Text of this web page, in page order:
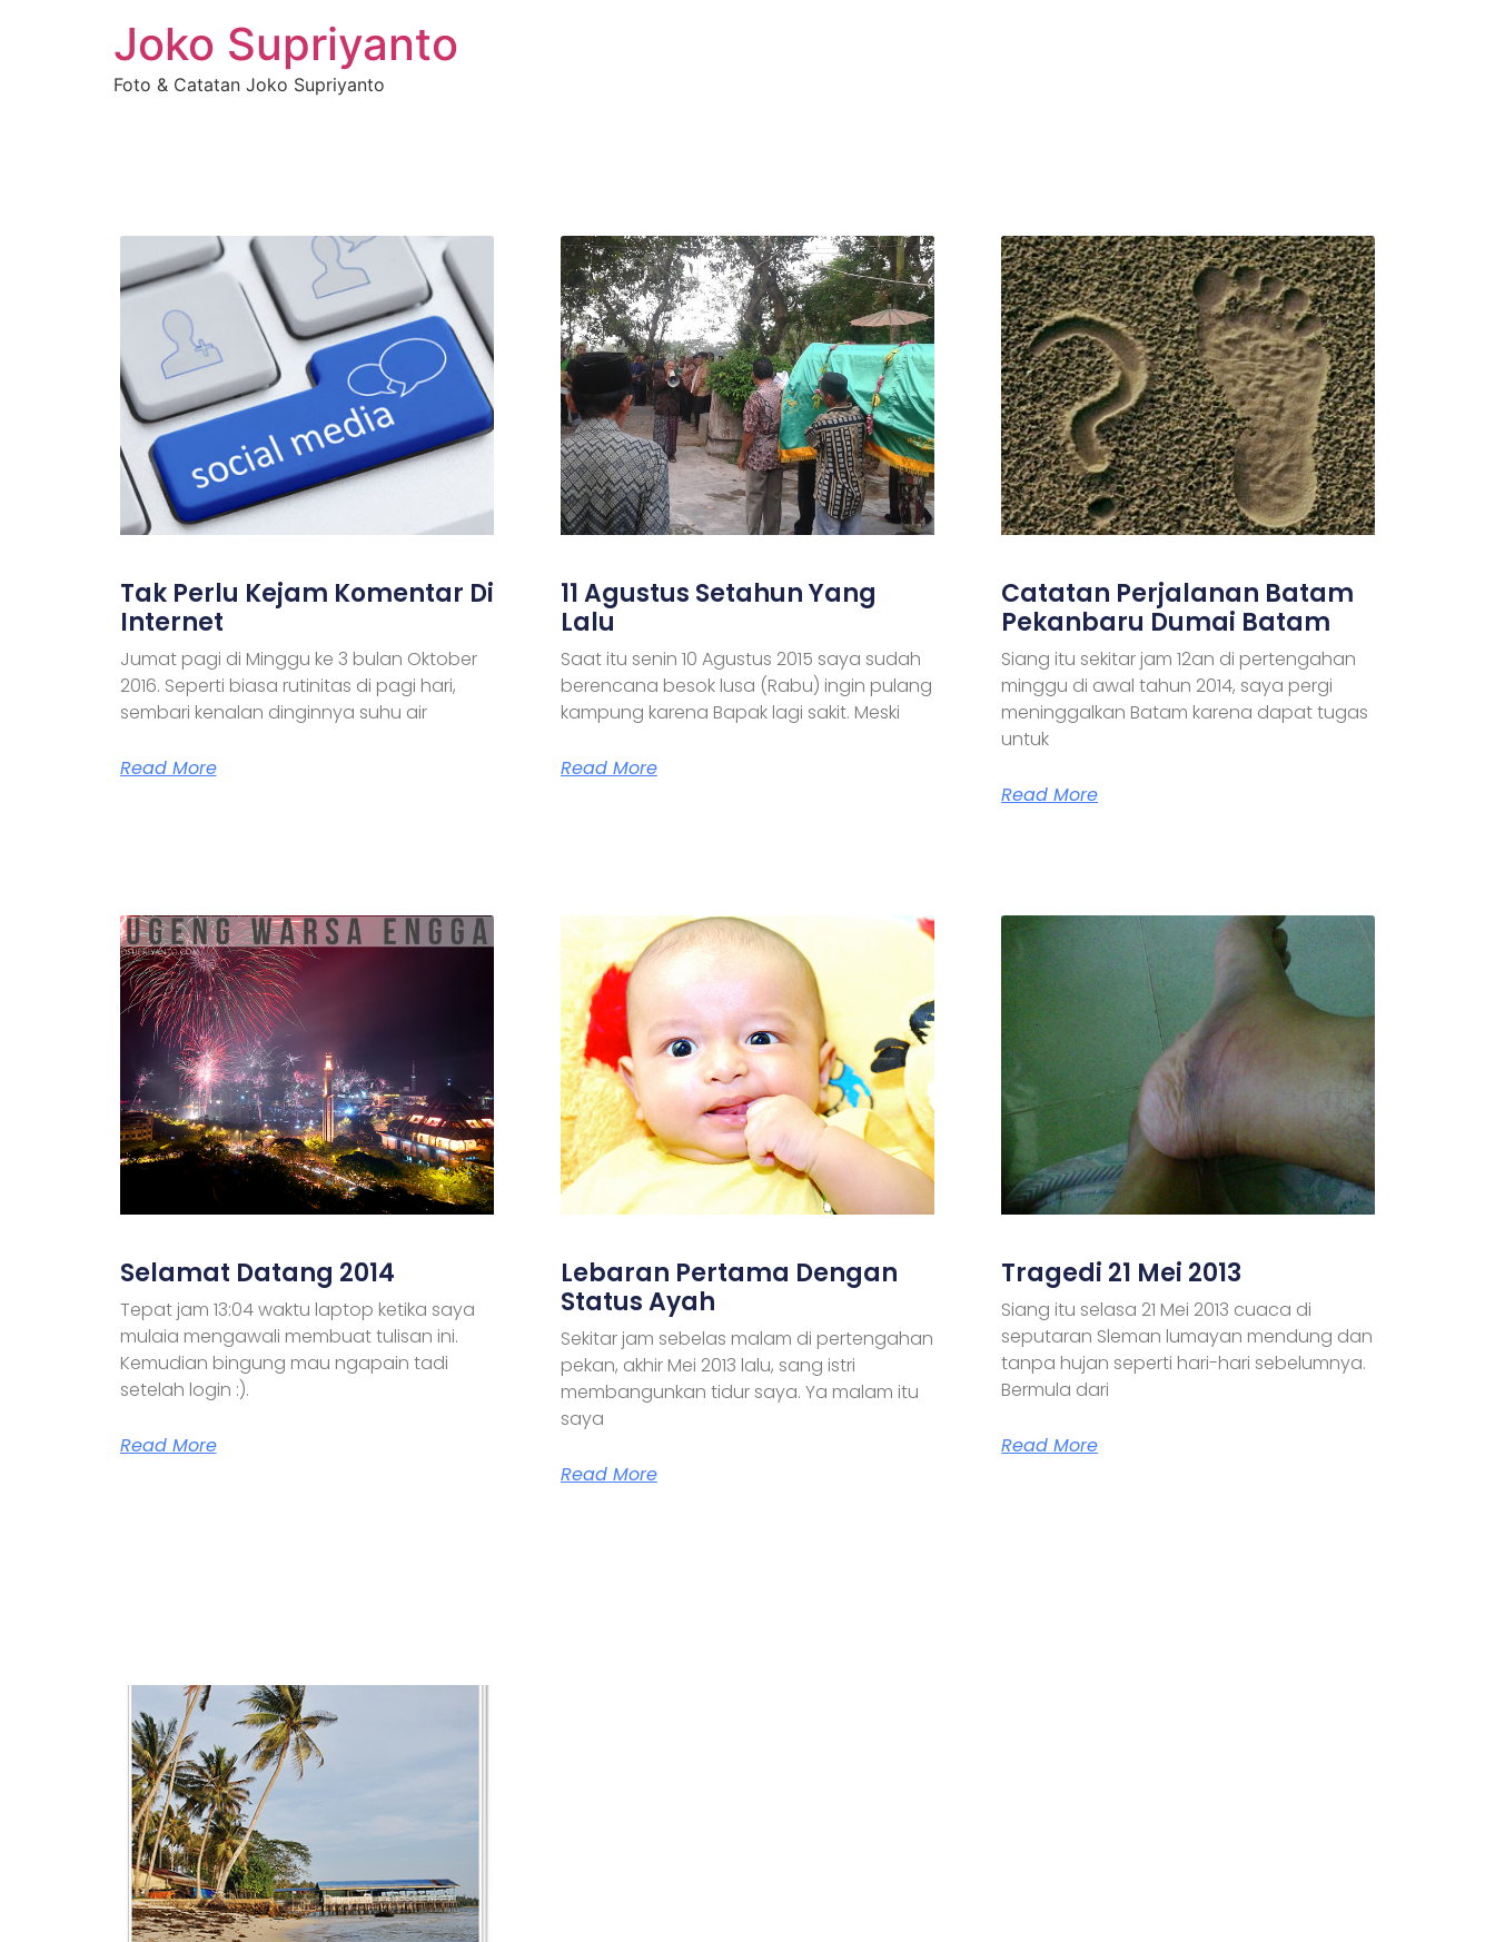
Joko Supriyanto
Foto & Catatan Joko Supriyanto
Tak Perlu Kejam Komentar Di
Internet
Jumat pagi di Minggu ke 3 bulan Oktober
2016. Seperti biasa rutinitas di pagi hari,
sembari kenalan dinginnya suhu air
Read More
11 Agustus Setahun Yang
Lalu
Saat itu senin 10 Agustus 2015 saya sudah
berencana besok lusa (Rabu) ingin pulang
kampung karena Bapak lagi sakit. Meski
Read More
Catatan Perjalanan Batam
Pekanbaru Dumai Batam
Siang itu sekitar jam 12an di pertengahan
minggu di awal tahun 2014, saya pergi
meninggalkan Batam karena dapat tugas
untuk
Read More
Selamat Datang 2014
Tepat jam 13:04 waktu laptop ketika saya
mulaia mengawali membuat tulisan ini.
Kemudian bingung mau ngapain tadi
setelah login :).
Read More
Lebaran Pertama Dengan
Status Ayah
Sekitar jam sebelas malam di pertengahan
pekan, akhir Mei 2013 lalu, sang istri
membangunkan tidur saya. Ya malam itu
saya
Read More
Tragedi 21 Mei 2013
Siang itu selasa 21 Mei 2013 cuaca di
seputaran Sleman lumayan mendung dan
tanpa hujan seperti hari-hari sebelumnya.
Bermula dari
Read More